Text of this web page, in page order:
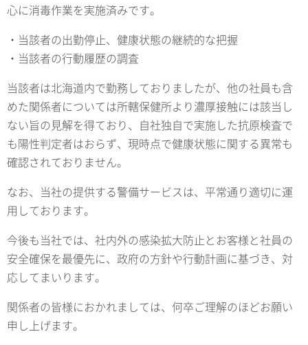
心に消毒作業を実施済みです。
・当該者の出勤停止、健康状態の継続的な把握
・当該者の行動履歴の調査
当該者は北海道内で勤務しておりましたが、他の社員も含
めた関係者については所轄保健所より濃厚接触には該当し
ない旨の見解を得ており、自社独自で実施した抗原検査で
も陽性判定者はおらず、現時点で健康状態に関する異常も
確認されておりません。
なお、当社の提供する警備サービスは、平常通り適切に運
用しております。
今後も当社では、社内外の感染拡大防止とお客様と社員の
安全確保を最優先に、政府の方針や行動計画に基づき、対
応してまいります。
関係者の皆様におかれましては、何卒ご理解のほどお願い
申し上げます。